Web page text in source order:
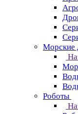
Морские
Роботы